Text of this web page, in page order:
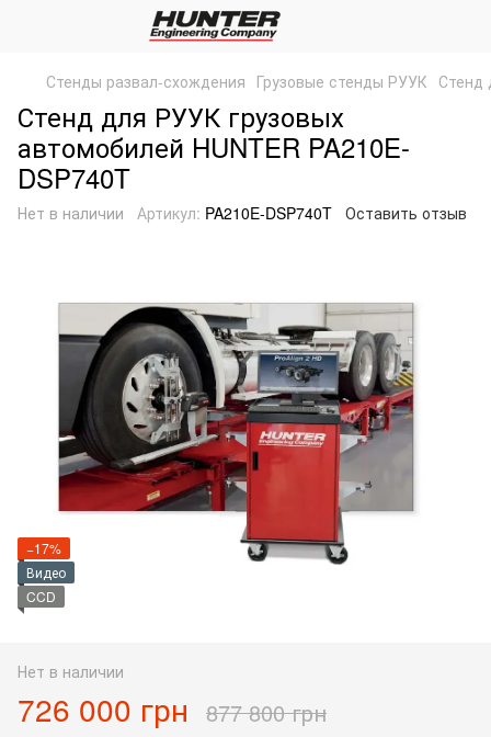
Стенды развал-схождения Грузовые стенды РУУК Стенд
Стенд для РУУК грузовых
автомобилей HUNTER PA210E-
DSP740T
Нет в наличии Артикул: PA210E-DSP740T Оставить отзыв
−17%
Видео
CCD
Нет в наличии
726 000 грн 877 800 грн